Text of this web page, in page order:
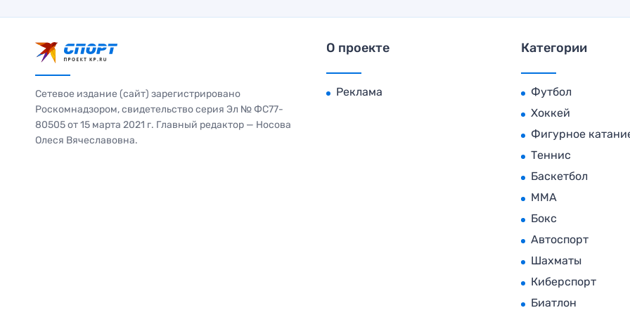
Сетевое издание (сайт) зарегистрировано
Роскомнадзором, свидетельство серия Эл № ФС77-
80505 от 15 марта 2021 г. Главный редактор — Носова
Олеся Вячеславовна.
О проекте
Реклама
Категории
Футбол
Хоккей
Фигурное
Теннис
Баскетбол
MMA
Бокс
Автоспорт
Шахматы
Киберспорт
Биатлон